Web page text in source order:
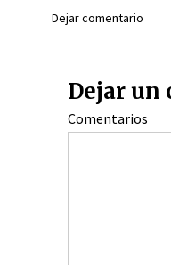
Dejar comentario
Dejar un
Comentarios